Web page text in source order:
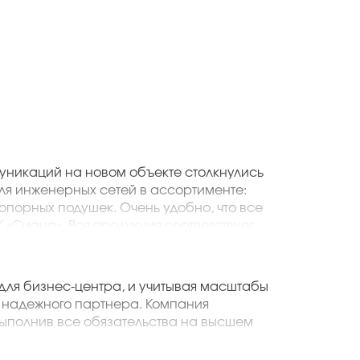
на новом объекте столкнулись
инженерных сетей в ассортименте:
подушек. Очень удобно, что все
со стороны контролирующих
подход!
бизнес-центра, и учитывая масштабы
партнера. Компания
все обязательства на высшем